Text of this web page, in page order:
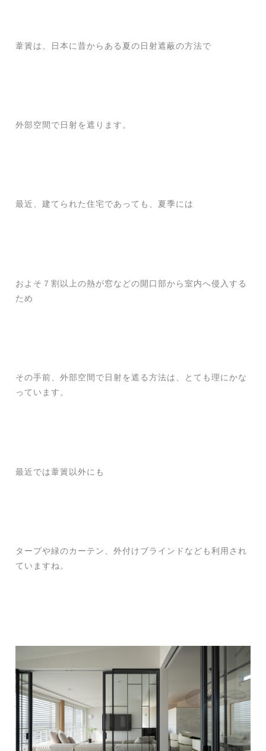
葦簀は、日本に昔からある夏の日射遮蔽の方法で
外部空間で日射を遮ります。
最近、建てられた住宅であっても、夏季には
およそ７割以上の熱が窓などの開口部から室内へ侵入する
ため
その手前、外部空間で日射を遮る方法は、とても理にかな
っています。
最近では葦簀以外にも
タープや緑のカーテン、外付けブラインドなども利用され
ていますね。